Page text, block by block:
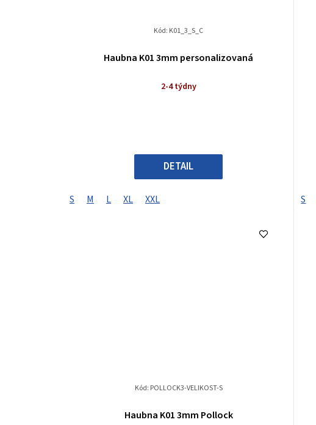
Haubna K01 3mm personalizovaná
2-4 týdny
DETAIL
S M L XL XXL
Kód: K01_3_S_C
S
Haubna K01 3mm Pollock
Kód: POLLOCK3-VELIKOST-S